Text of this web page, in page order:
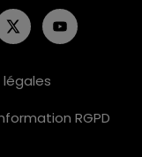
RGPD